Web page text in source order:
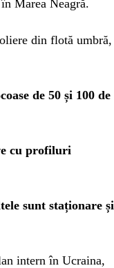
Marea Neagră.
din flotă umbră,
de 50 și 100 de
cu profiluri
sunt staționare și
intern în Ucraina,